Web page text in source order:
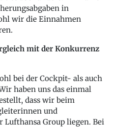
in
wir die Einnahmen
mit der Konkurrenz
bei der Cockpit- als auch
haben uns das einmal
dass wir beim
und
Lufthansa Group liegen. Bei